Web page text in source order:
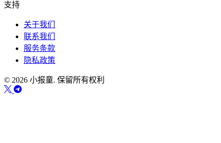
支持
关于我们
联系我们
服务条款
隐私政策
© 2026 小报童. 保留所有权利